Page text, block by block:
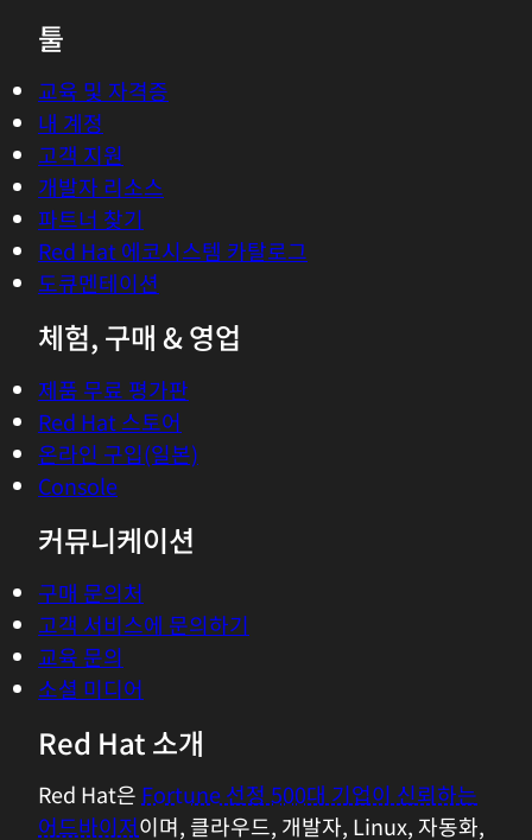
툴
교육 및 자격증
내 계정
고객 지원
개발자 리소스
파트너 찾기
Red Hat 에코시스템 카탈로그
도큐멘테이션
체험, 구매 & 영업
제품 무료 평가판
Red Hat 스토어
온라인 구입(일본)
Console
커뮤니케이션
구매 문의처
고객 서비스에 문의하기
교육 문의
소셜 미디어
Red Hat 소개
Red Hat은 Fortune 선정 500대 기업이 신뢰하는
어드바이저이며, 클라우드, 개발자, Linux, 자동화,